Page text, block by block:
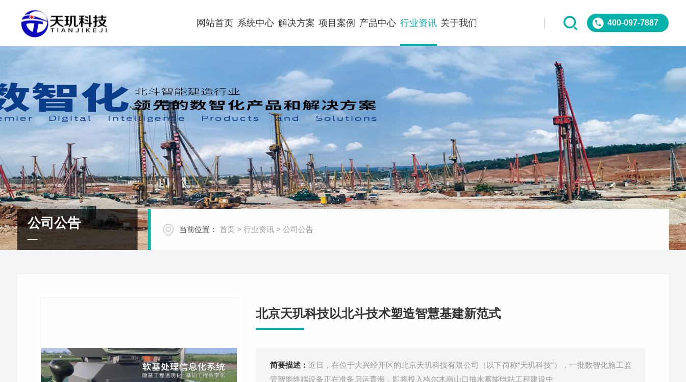
400-097-7887
网站首页 系统中心 解决方案 项目案例 产品中心 行业资讯 关于我们
公司公告 当前位置： 首页 > 行业资讯> 公司公告
北京天玑科技以北斗技术塑造智慧基建新范式
简要描述： 近日，在位于大兴经开区的北京天玑科技有限公司（以下简称“天玑科技”），一批数智化施工监
管智能终端设备正在准备启运青海，即将投入格尔木南山口抽水蓄能电站工程建设中